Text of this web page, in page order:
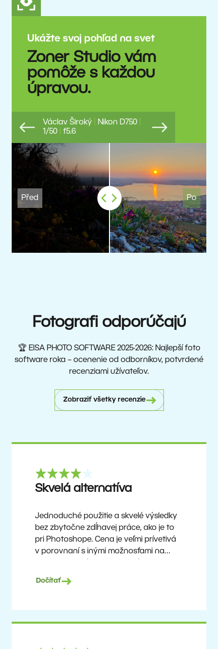
Ukážte svoj pohľad na svet
Zoner Studio vám
pomôže s každou
úpravou.
Previous Next
Václav Široký Nikon D750
1/50
f5.6
Fotografi odporúčajú
🏆 EISA PHOTO SOFTWARE 2025-2026: Najlepší foto
software roka – ocenenie od odborníkov, potvrdené
recenziami užívateľov.
Zobraziť všetky recenzie
Skvelá alternatíva
Jednoduché použitie a skvelé výsledky
bez zbytočne zdĺhavej práce, ako je to
pri Photoshope. Cena je veľmi prívetivá
v porovnaní s inými možnosťami na
ho používateľom, ktorí chcú dosiahnuť
pokročilejšie funkcie, akonáhle si na
Dočítať